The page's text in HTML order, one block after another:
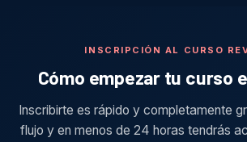
INSCRIPCIÓN AL CURSO
Cómo empezar tu curso
Inscribirte es rápido y completamente
flujo y en menos de 24 horas tendrás